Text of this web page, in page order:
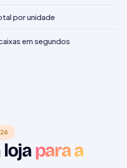
por unidade
em segundos
loja para a